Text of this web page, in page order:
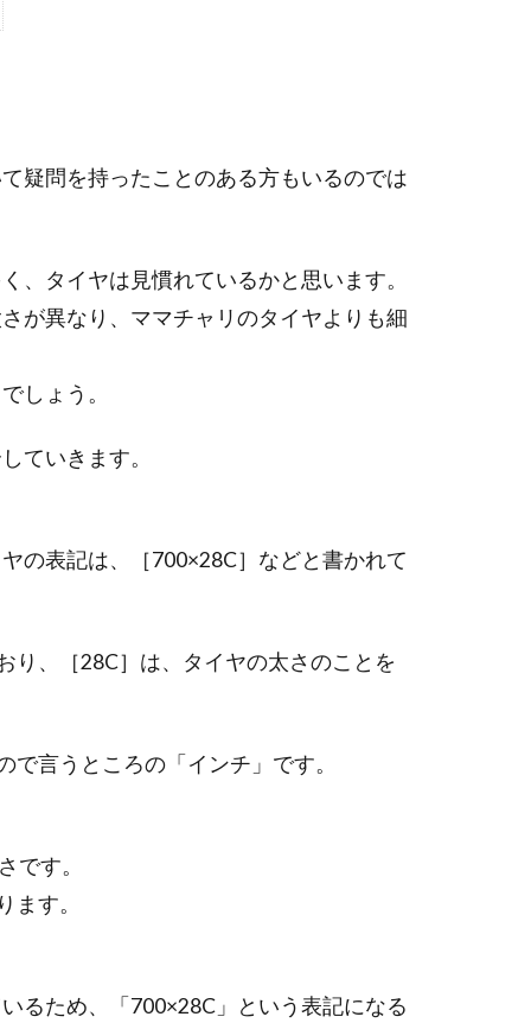
疑問を持ったことのある方もいるのでは
、タイヤは見慣れているかと思います。
が異なり、ママチャリのタイヤよりも細
しょう。
ていきます。
の表記は、［700×28C］などと書かれて
り、［28C］は、タイヤの太さのことを
言うところの「インチ」です。
です。
ます。
るため、「700×28C」という表記になる